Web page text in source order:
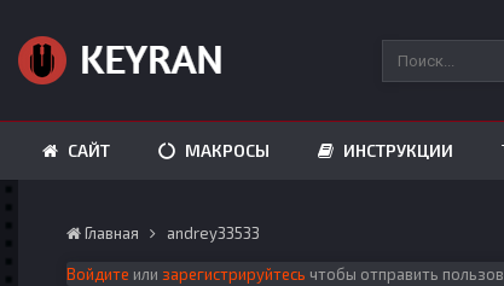
САЙТ МАКРОСЫ ИНСТРУКЦИИ
Главная andrey33533
Войдите или зарегистрируйтесь чтобы отправить